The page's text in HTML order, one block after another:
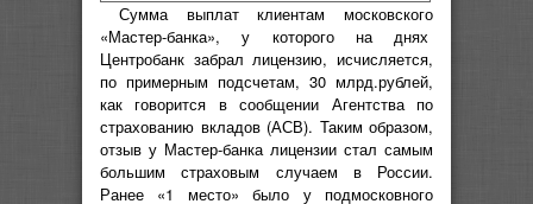
Сумма выплат клиентам московского
«Мастер-банка», у которого на днях
Центробанк забрал лицензию, исчисляется,
по примерным подсчетам, 30 млрд.рублей,
как говорится в сообщении Агентства по
страхованию вкладов (АСВ). Таким образом,
отзыв у Мастер-банка лицензии стал самым
большим страховым случаем в России.
Ранее «1 место» было у подмосковного